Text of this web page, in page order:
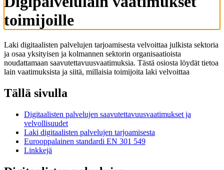
toimijoille
Laki digitaalisten palvelujen tarjoamisesta velvoittaa julkista sektoria
ja osaa yksityisen ja kolmannen sektorin organisaatioista
noudattamaan saavutettavuusvaatimuksia. Tästä osiosta löydät tietoa
lain vaatimuksista ja siitä, millaisia toimijoita laki velvoittaa
Tällä sivulla
Digitaalisten palvelujen saavutettavuusvaatimukset ja
velvollisuudet
Laki digitaalisten palvelujen tarjoamisesta
Eurooppalainen standardi EN 301 549
Linkkejä